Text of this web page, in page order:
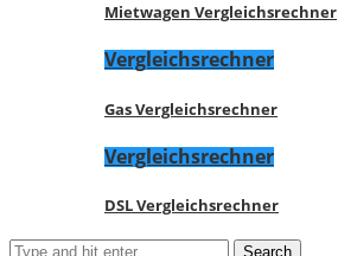
Mietwagen Vergleichsrechner
Vergleichsrechner
Gas Vergleichsrechner
Vergleichsrechner
DSL Vergleichsrechner